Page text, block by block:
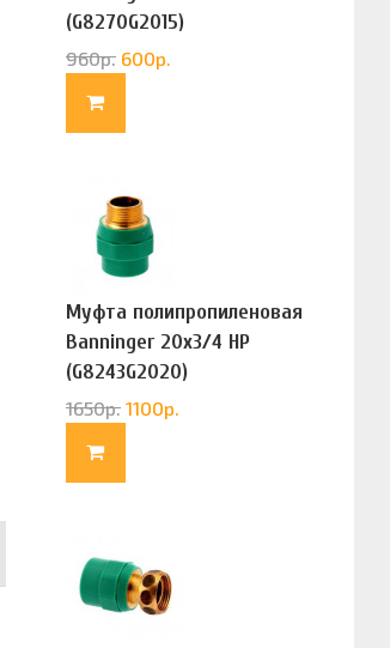
(G8270G2015)
960р. 600р.
Муфта полипропиленовая
Banninger 20х3/4 НР
(G8243G2020)
1650р. 1100р.